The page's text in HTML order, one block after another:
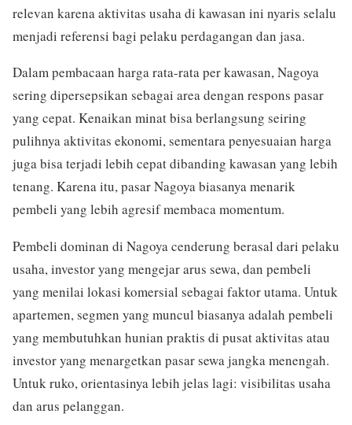
relevan karena aktivitas usaha di kawasan ini nyaris selalu
menjadi referensi bagi pelaku perdagangan dan jasa.
Dalam pembacaan harga rata-rata per kawasan, Nagoya
sering dipersepsikan sebagai area dengan respons pasar
yang cepat. Kenaikan minat bisa berlangsung seiring
pulihnya aktivitas ekonomi, sementara penyesuaian harga
juga bisa terjadi lebih cepat dibanding kawasan yang lebih
tenang. Karena itu, pasar Nagoya biasanya menarik
pembeli yang lebih agresif membaca momentum.
Pembeli dominan di Nagoya cenderung berasal dari pelaku
usaha, investor yang mengejar arus sewa, dan pembeli
yang menilai lokasi komersial sebagai faktor utama. Untuk
apartemen, segmen yang muncul biasanya adalah pembeli
yang membutuhkan hunian praktis di pusat aktivitas atau
investor yang menargetkan pasar sewa jangka menengah.
Untuk ruko, orientasinya lebih jelas lagi: visibilitas usaha
dan arus pelanggan.